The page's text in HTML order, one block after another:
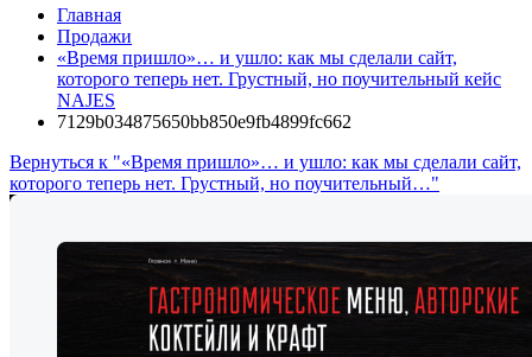
Главная
Продажи
«‎Время пришло»… и ушло: как мы сделали сайт,
которого теперь нет. Грустный, но поучительный кейс
NAJES
7129b034875650bb850e9fb4899fc662
Вернуться к "«‎Время пришло»… и ушло: как мы сделали сайт,
которого теперь нет. Грустный, но поучительный…"